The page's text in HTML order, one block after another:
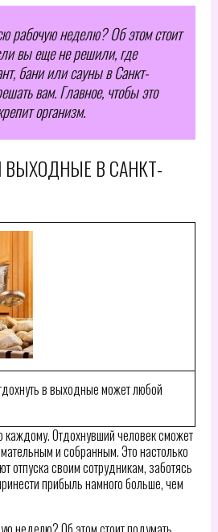
рабочую неделю? Об этом стоит
вы еще не решили, где
бани или сауны в Санкт-
вам. Главное, чтобы это
организм.
В САНКТ-
в выходные может любой
каждому. Отдохнувший человек сможет
и собранным. Это настолько
отпуска своим сотрудникам, заботясь
прибыль намного больше, чем